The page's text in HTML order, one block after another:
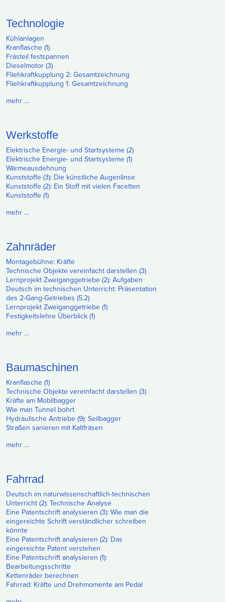
Technologie
Kühlanlagen
Kranflasche (1)
Frästeil festspannen
Dieselmotor (3)
Fliehkraftkupplung 2: Gesamtzeichnung
Fliehkraftkupplung 1: Gesamtzeichnung
mehr …
Werkstoffe
Elektrische Energie- und Startsysteme (2)
Elektrische Energie- und Startsysteme (1)
Wärmeausdehnung
Kunststoffe (3): Die künstliche Augenlinse
Kunststoffe (2): Ein Stoff mit vielen Facetten
Kunststoffe (1)
mehr …
Zahnräder
Montagebühne: Kräfte
Technische Objekte vereinfacht darstellen (3)
Lernprojekt Zweiganggetriebe (2): Aufgaben
Deutsch im technischen Unterricht: Präsentation
des 2-Gang-Getriebes (5.2)
Lernprojekt Zweiganggetriebe (1)
Festigkeitslehre Überblick (1)
mehr …
Baumaschinen
Kranflasche (1)
Technische Objekte vereinfacht darstellen (3)
Kräfte am Mobilbagger
Wie man Tunnel bohrt
Hydraulische Antriebe (9): Seilbagger
Straßen sanieren mit Kaltfräsen
mehr …
Fahrrad
Deutsch im naturwissenschaftlich-technischen
Unterricht (2): Technische Analyse
Eine Patentschrift analysieren (3): Wie man die
eingereichte Schrift verständlicher schreiben
könnte
Eine Patentschrift analysieren (2): Das
eingereichte Patent verstehen
Eine Patentschrift analysieren (1):
Bearbeitungsschritte
Kettenräder berechnen
Fahrrad: Kräfte und Drehmomente am Pedal